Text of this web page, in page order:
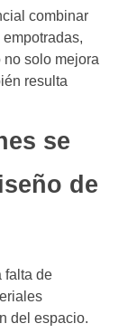
combinar
solo mejora
resulta
se
de
falta de
del espacio.